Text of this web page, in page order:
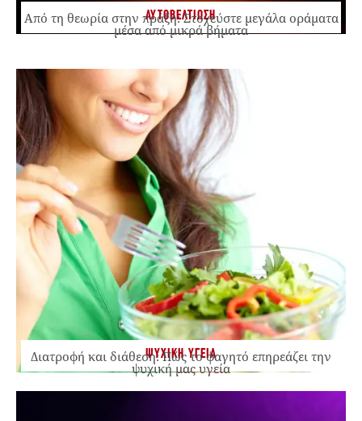
ΑΥΤΟΒΕΛΤΙΩΣΗ
Από τη θεωρία στην πράξη: Στοχεύστε μεγάλα οράματα
μέσα από μικρά βήματα
ΨΥΧΙΚΗ ΥΓΕΙΑ
Διατροφή και διάθεση: Πώς το φαγητό επηρεάζει την
ψυχική μας υγεία